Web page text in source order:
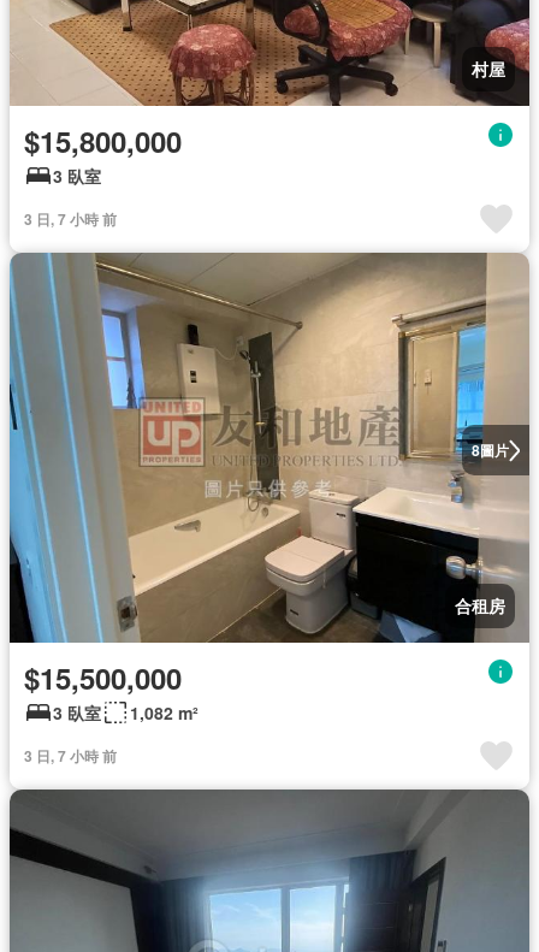
村屋
$15,800,000
3 臥室
3 日, 7 小時 前
8圖片
合租房
$15,500,000
3 臥室 1,082 m²
3 日, 7 小時 前